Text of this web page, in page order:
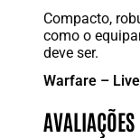
Compacto,
como o
deve ser.
Warfare –
AVALIAÇÕES